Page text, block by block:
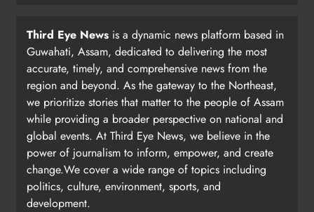
Third Eye News is a dynamic news platform based in
Guwahati, Assam, dedicated to delivering the most
accurate, timely, and comprehensive news from the
region and beyond. As the gateway to the Northeast,
we prioritize stories that matter to the people of Assam
while providing a broader perspective on national and
global events. At Third Eye News, we believe in the
power of journalism to inform, empower, and create
change.We cover a wide range of topics including
politics, culture, environment, sports, and
development.